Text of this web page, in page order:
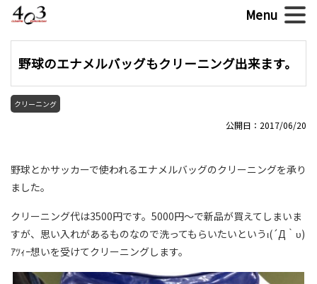
野球のエナメルバッグもクリーニング出来ます。
クリーニング
公開日：2017/06/20
野球とかサッカーで使われるエナメルバッグのクリーニングを承り
ました。
クリーニング代は3500円です。5000円～で新品が買えてしまいま
すが、思い入れがあるものなので洗ってもらいたいというι(´Д｀υ)
ｱﾂｨｰ想いを受けてクリーニングします。